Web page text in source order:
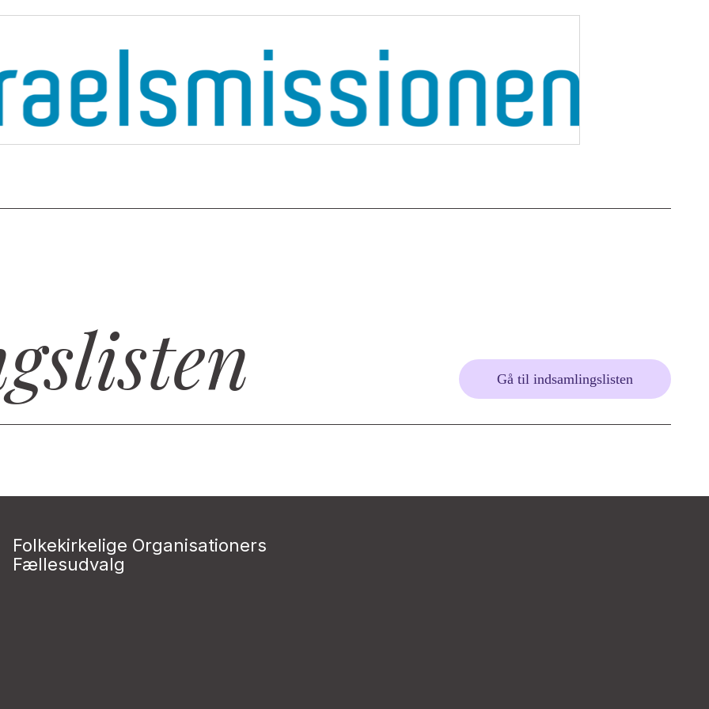
Gå til indsamlingslisten
Folkekirkelige Organisationers
Fællesudvalg